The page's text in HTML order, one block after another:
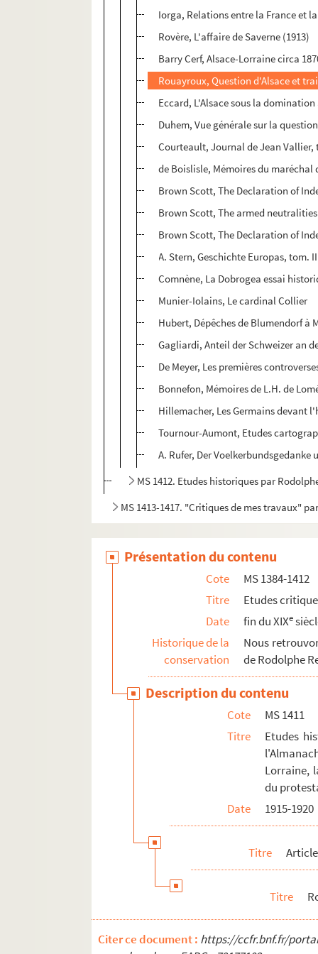
Iorga, Relations entre la France et
Rovère, L'affaire de Saverne (1913)
Barry Cerf, Alsace-Lorraine circa
Rouayroux, Question d'Alsace et
Eccard, L'Alsace sous la
Duhem, Vue générale sur la
Courteault, Journal de Jean Vallier,
de Boislisle, Mémoires du maréchal
Brown Scott, The Declaration of
Brown Scott, The armed neutralities
Brown Scott, The Declaration of
A. Stern, Geschichte Europas, tom.
Comnène, La Dobrogea essai
Munier-Iolains, Le cardinal Collier
Hubert, Dépêches de Blumendorf à
Gagliardi, Anteil der Schweizer an
De Meyer, Les premières
Bonnefon, Mémoires de L.H. de
Hillemacher, Les Germains devant
Tournour-Aumont, Etudes
A. Rufer, Der Voelkerbundsgedanke
MS 1412. Etudes historiques par
MS 1413-1417. "Critiques de mes travaux"
Présentation du contenu
Cote
MS 1384-1412
Titre
Etudes
Date
fin du XIXe
Historique de la
conservation
Nous
de Rodolphe
Description du contenu
Cote
MS 1411
Titre
Etudes
Lorraine,
du
Date
1915-1920
Titre
Titre
Citer ce document : https://ccfr.bnf.fr/